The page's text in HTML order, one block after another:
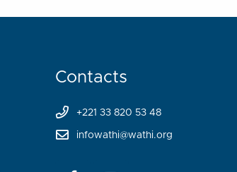
Contacts
+221 33 820 53 48
infowathi@wathi.org